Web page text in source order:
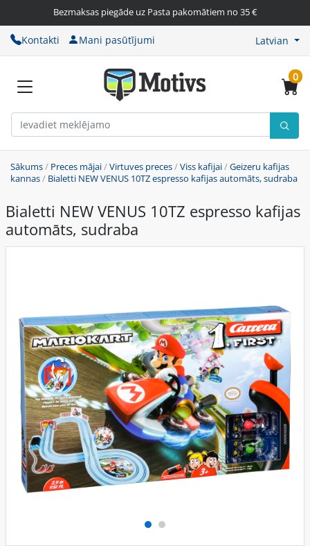
Bezmaksas piegāde uz Pasta pakomātiem no 35 €
Kontakti Mani pasūtījumi Latvian
0
Sākums/ Preces mājai/Virtuves preces/Viss kafijai/Geizeru kafijas
kannas/ Bialetti NEW VENUS 10TZ espresso kafijas automāts, sudraba
Bialetti NEW VENUS 10TZ espresso kafijas
automāts, sudraba